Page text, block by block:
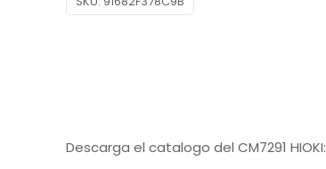
Descarga el catalogo del CM7291 HIOKI: